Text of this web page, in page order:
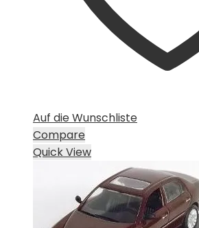
Auf die Wunschliste
Compare
Quick View